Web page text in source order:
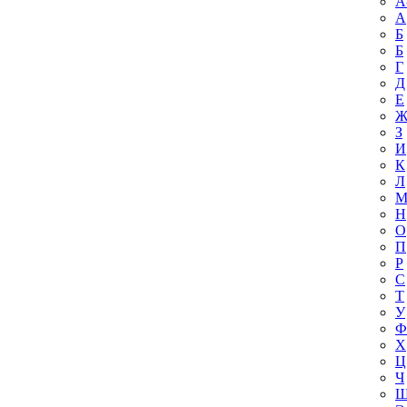
А
Б
Б
Г
Д
Е
Ж
З
И
К
Л
М
Н
О
П
Р
С
Т
У
Ф
Х
Ц
Ч